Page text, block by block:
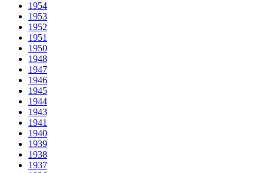
1954
1953
1952
1951
1950
1948
1947
1946
1945
1944
1943
1941
1940
1939
1938
1937